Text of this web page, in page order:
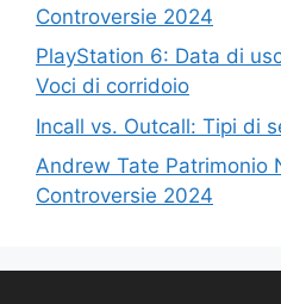
Controversie 2024
PlayStation 6: Data di
Voci di corridoio
Incall vs. Outcall: Tipi di
Andrew Tate Patrimonio
Controversie 2024